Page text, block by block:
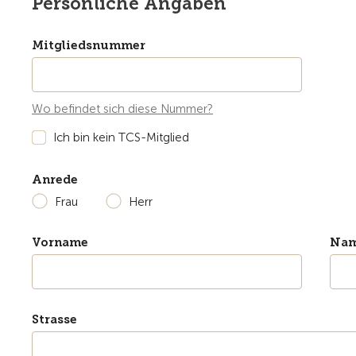
Mitgliedsnummer
Wo befindet sich diese Nummer?
Ich bin kein TCS-Mitglied
Anrede
Frau
Herr
Vorname
Strasse